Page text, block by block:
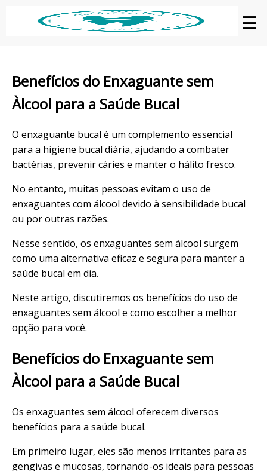
☰
Benefícios do Enxaguante sem
Àlcool para a Saúde Bucal
O enxaguante bucal é um complemento essencial
para a higiene bucal diária, ajudando a combater
bactérias, prevenir cáries e manter o hálito fresco.
No entanto, muitas pessoas evitam o uso de
enxaguantes com álcool devido à sensibilidade bucal
ou por outras razões.
Nesse sentido, os enxaguantes sem álcool surgem
como uma alternativa eficaz e segura para manter a
saúde bucal em dia.
Neste artigo, discutiremos os benefícios do uso de
enxaguantes sem álcool e como escolher a melhor
opção para você.
Benefícios do Enxaguante sem
Àlcool para a Saúde Bucal
Os enxaguantes sem álcool oferecem diversos
benefícios para a saúde bucal.
Em primeiro lugar, eles são menos irritantes para as
gengivas e mucosas, tornando-os ideais para pessoas